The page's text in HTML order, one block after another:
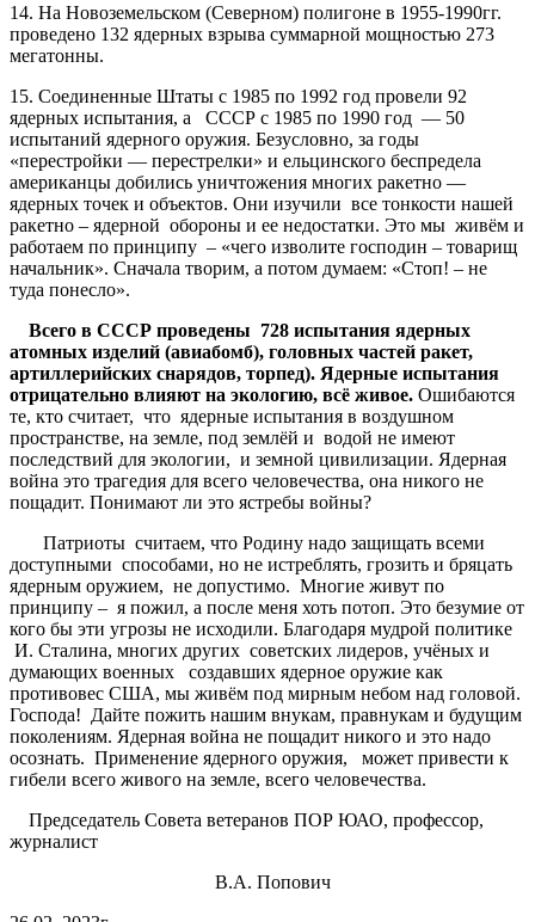
14. На Новоземельском (Северном) полигоне в 1955-1990гг.
проведено 132 ядерных взрыва суммарной мощностью 273
мегатонны.
15. Соединенные Штаты с 1985 по 1992 год провели 92
ядерных испытания, а СССР с 1985 по 1990 год — 50
испытаний ядерного оружия. Безусловно, за годы
«перестройки — перестрелки» и ельцинского беспредела
американцы добились уничтожения многих ракетно —
ядерных точек и объектов. Они изучили все тонкости нашей
ракетно – ядерной обороны и ее недостатки. Это мы живём и
работаем по принципу – «чего изволите господин – товарищ
начальник». Сначала творим, а потом думаем: «Стоп! – не
туда понесло».
Всего в СССР проведены 728 испытания ядерных
атомных изделий (авиабомб), головных частей ракет,
артиллерийских снарядов, торпед). Ядерные испытания
отрицательно влияют на экологию, всё живое. Ошибаются
те, кто считает, что ядерные испытания в воздушном
пространстве, на земле, под землёй и водой не имеют
последствий для экологии, и земной цивилизации. Ядерная
война это трагедия для всего человечества, она никого не
пощадит. Понимают ли это ястребы войны?
Патриоты считаем, что Родину надо защищать всеми
доступными способами, но не истреблять, грозить и бряцать
ядерным оружием, не допустимо. Многие живут по
принципу – я пожил, а после меня хоть потоп. Это безумие от
кого бы эти угрозы не исходили. Благодаря мудрой политике
И. Сталина, многих других советских лидеров, учёных и
думающих военных создавших ядерное оружие как
противовес США, мы живём под мирным небом над головой.
Господа! Дайте пожить нашим внукам, правнукам и будущим
поколениям. Ядерная война не пощадит никого и это надо
осознать. Применение ядерного оружия, может привести к
гибели всего живого на земле, всего человечества.
Председатель Совета ветеранов ПОР ЮАО, профессор,
журналист
В.А. Попович